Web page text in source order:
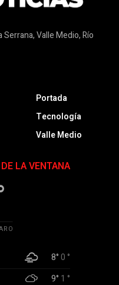
Serrana, Valle Medio, Río
Portada
Tecnología
Valle Medio
LA VENTANA
8°0 °
9° 1 °